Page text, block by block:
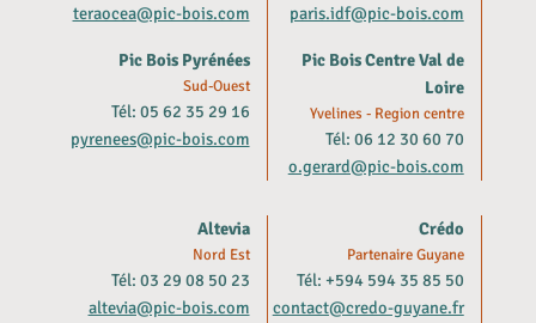
teraocea@pic-bois.com
Pic Bois Pyrénées
Sud-Ouest
Tél: 05 62 35 29 16
pyrenees@pic-bois.com
paris.idf@pic-bois.com
Pic Bois Centre Val de
Loire
Yvelines - Region centre
Tél: 06 12 30 60 70
o.gerard@pic-bois.com
Altevia
Nord Est
Tél: 03 29 08 50 23
altevia@pic-bois.com
Crédo
Partenaire Guyane
Tél: +594 594 35 85 50
contact@credo-guyane.fr